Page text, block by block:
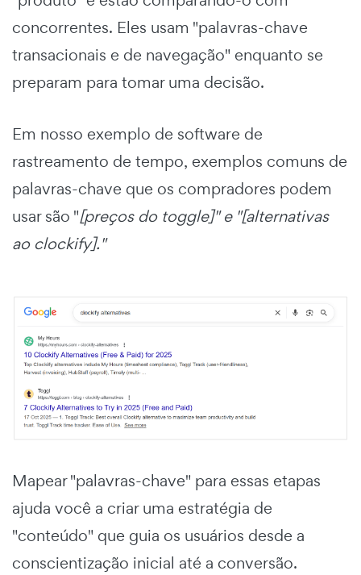
concorrentes. Eles usam "palavras-chave
transacionais e de navegação" enquanto se
preparam para tomar uma decisão.
Em nosso exemplo de software de
rastreamento de tempo, exemplos comuns de
palavras-chave que os compradores podem
usar são "[preços do toggle]" e "[alternativas
ao clockify]."
Mapear "palavras-chave" para essas etapas
ajuda você a criar uma estratégia de
"conteúdo" que guia os usuários desde a
conscientização inicial até a conversão.